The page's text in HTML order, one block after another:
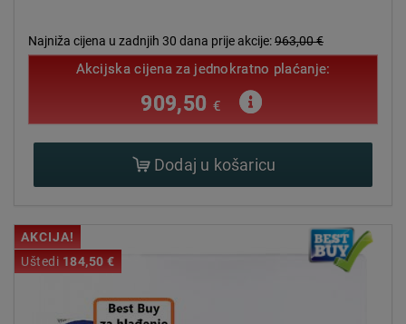
Najniža cijena u zadnjih 30 dana prije akcije:963,00 €
Akcijska cijena za jednokratno plaćanje:
909,50 €
Dodaj u košaricu
AKCIJA!
Uštedi 184,50 €